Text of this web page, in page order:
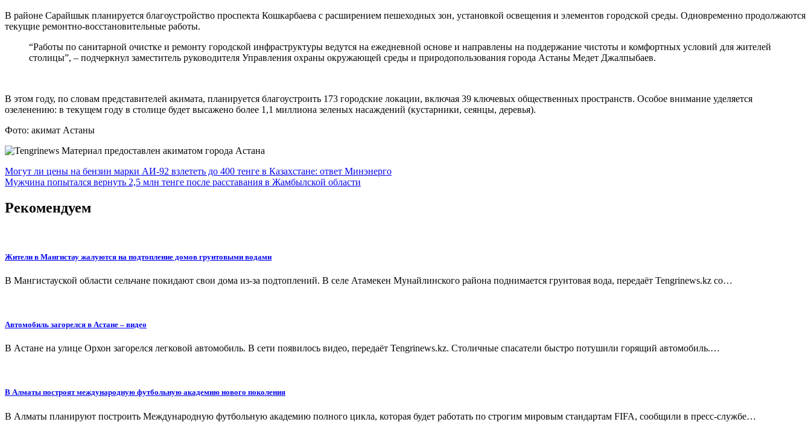
В районе Сарайшык планируется благоустройство проспекта Кошкарбаева с расширением пешеходных зон, установкой освещения и элементов городской среды. Одновременно продолжаются
текущие ремонтно-восстановительные работы.
“Работы по санитарной очистке и ремонту городской инфраструктуры ведутся на ежедневной основе и направлены на поддержание чистоты и комфортных условий для жителей
столицы”, – подчеркнул заместитель руководителя Управления охраны окружающей среды и природопользования города Астаны Медет Джалпыбаев.
В этом году, по словам представителей акимата, планируется благоустроить 173 городские локации, включая 39 ключевых общественных пространств. Особое внимание уделяется
озеленению: в текущем году в столице будет высажено более 1,1 миллиона зеленых насаждений (кустарники, сеянцы, деревья).
Фото: акимат Астаны
Материал предоставлен акиматом города Астана
Навигация
по
записям
Могут ли цены на бензин марки АИ-92 взлететь до 400 тенге в Казахстане: ответ Минэнерго
Мужчина попытался вернуть 2,5 млн тенге после расставания в Жамбылской области
Рекомендуем
Жители в Мангистау жалуются на подтопление домов грунтовыми водами
В Мангистауской области сельчане покидают свои дома из-за подтоплений. В селе Атамекен Мунайлинского района поднимается грунтовая вода, передаёт Tengrinews.kz со…
Автомобиль загорелся в Астане – видео
В Астане на улице Орхон загорелся легковой автомобиль. В сети появилось видео, передаёт Tengrinews.kz. Столичные спасатели быстро потушили горящий автомобиль.…
В Алматы построят международную футбольную академию нового поколения
В Алматы планируют построить Международную футбольную академию полного цикла, которая будет работать по строгим мировым стандартам FIFA, сообщили в пресс-службе…